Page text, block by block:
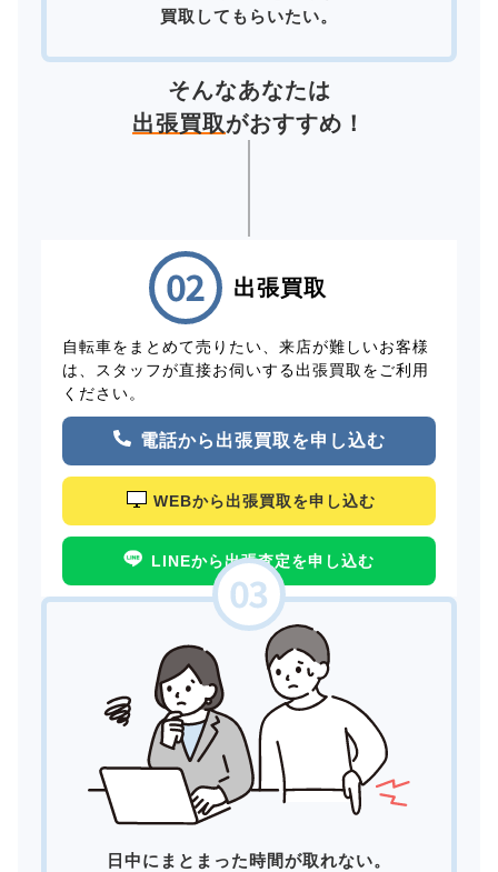
買取してもらいたい。
そんなあなたは
出張買取がおすすめ！
出張買取
自転車をまとめて売りたい、来店が難しいお客様
は、スタッフが直接お伺いする出張買取をご利用
ください。
電話から出張買取を申し込む
WEBから出張買取を申し込む
LINEから出張査定を申し込む
日中にまとまった時間が取れない。